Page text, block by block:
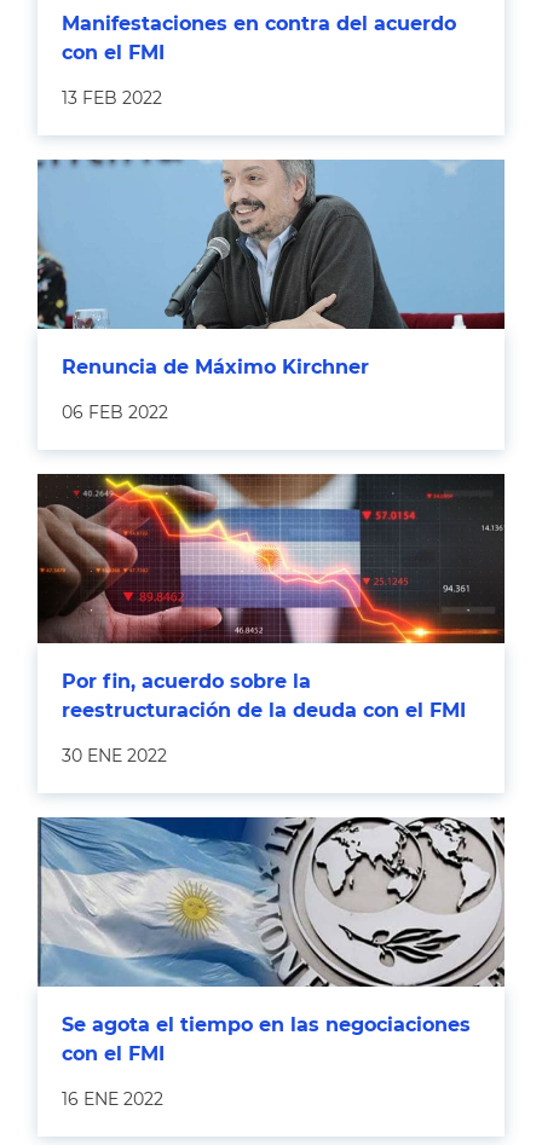
Manifestaciones en contra del acuerdo
con el FMI
13 FEB 2022
Renuncia de Máximo Kirchner
06 FEB 2022
Por fin, acuerdo sobre la
reestructuración de la deuda con el FMI
30 ENE 2022
Se agota el tiempo en las negociaciones
con el FMI
16 ENE 2022